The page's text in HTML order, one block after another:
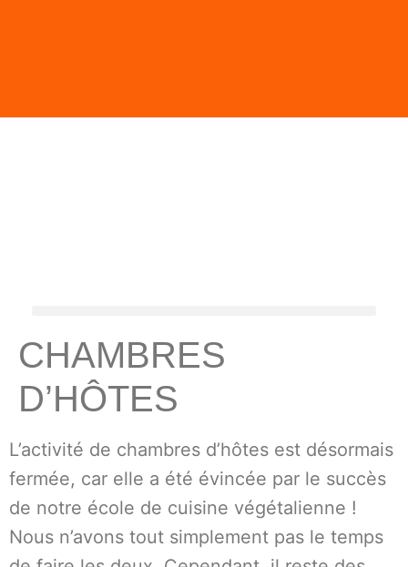
CHAMBRES
D’HÔTES
L’activité de chambres d’hôtes est désormais
fermée, car elle a été évincée par le succès
de notre école de cuisine végétalienne !
Nous n’avons tout simplement pas le temps